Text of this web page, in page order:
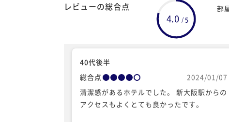
レビューの総合点
4.0 /5
部
40代後半
総合点
2024/01/07
清潔感があるホテルでした。 新大阪駅からの
アクセスもよくとても良かったです。